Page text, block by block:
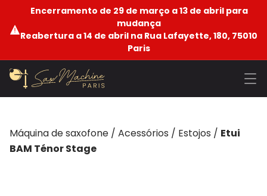
Encerramento de 29 de março a 13 de abril para
mudança
Reabertura a 14 de abril na Rua Lafayette, 180, 75010
Paris
Máquina de saxofone / Acessórios / Estojos / Etui
BAM Ténor Stage